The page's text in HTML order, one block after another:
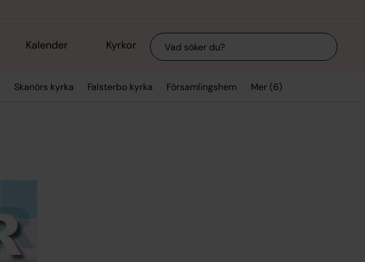
Kalender Kyrkor Sök
Skanörs kyrka Falsterbo kyrka Församlingshem Mer (6)